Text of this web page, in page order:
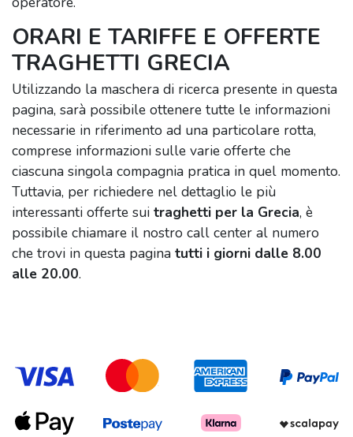
ORARI E TARIFFE E OFFERTE
TRAGHETTI GRECIA
Utilizzando la maschera di ricerca presente in questa
pagina, sarà possibile ottenere tutte le informazioni
necessarie in riferimento ad una particolare rotta,
comprese informazioni sulle varie offerte che
ciascuna singola compagnia pratica in quel momento.
Tuttavia, per richiedere nel dettaglio le più
interessanti offerte sui traghetti per la Grecia, è
possibile chiamare il nostro call center al numero
che trovi in questa pagina tutti i giorni dalle 8.00
alle 20.00.